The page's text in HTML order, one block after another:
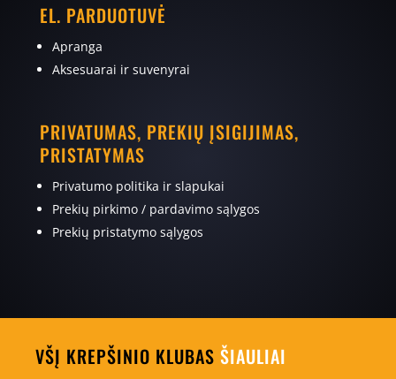
EL. PARDUOTUVĖ
Apranga
Aksesuarai ir suvenyrai
PRIVATUMAS, PREKIŲ ĮSIGIJIMAS,
PRISTATYMAS
Privatumo politika ir slapukai
Prekių pirkimo / pardavimo sąlygos
Prekių pristatymo sąlygos
VŠĮ KREPŠINIO KLUBAS ŠIAULIAI